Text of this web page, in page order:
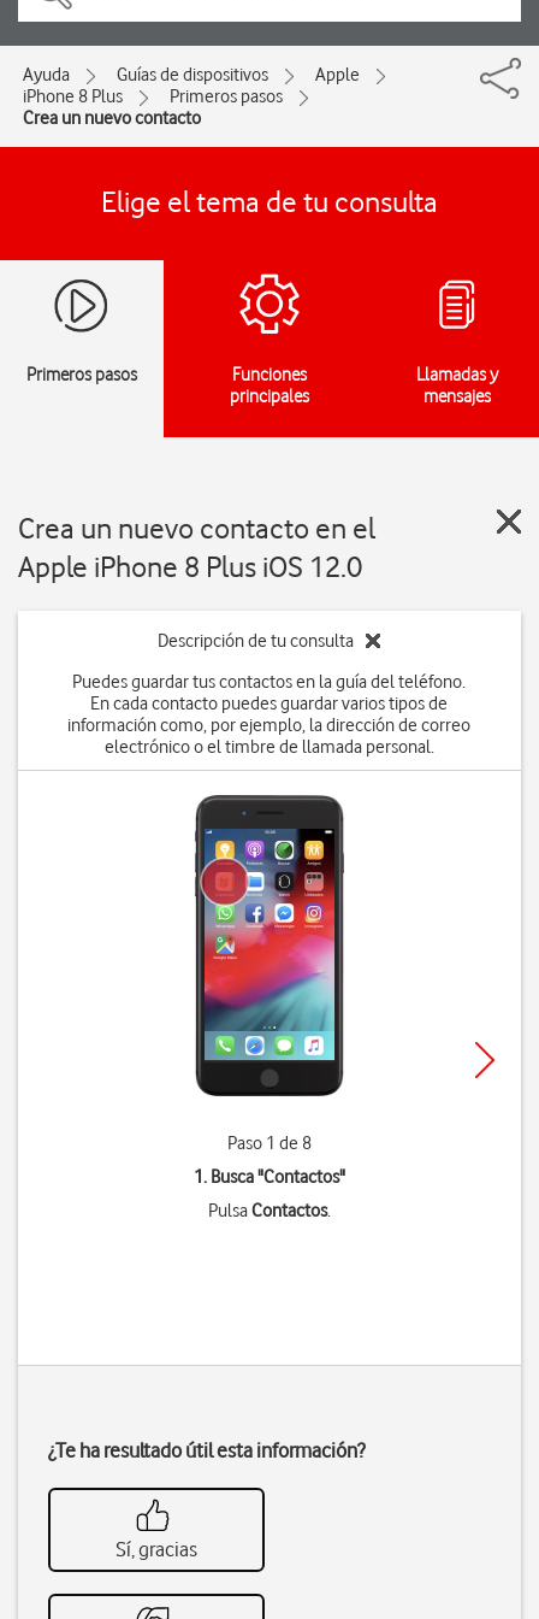
Ayuda Guías de dispositivos
Apple
iPhone 8 Plus
Primeros pasos
Crea un nuevo contacto
Elige el tema de tu consulta
Primeros pasos
Funciones
principales
Llamadas y
mensajes
Crea un nuevo contacto en el
Apple iPhone 8 Plus iOS 12.0
Descripción de tu consulta
Puedes guardar tus contactos en la guía del teléfono.
En cada contacto puedes guardar varios tipos de
información como, por ejemplo, la dirección de correo
electrónico o el timbre de llamada personal.
Paso 1 de 8
1. Busca "Contactos"
PulsaContactos.
¿Te ha resultado útil esta información?
Sí, gracias